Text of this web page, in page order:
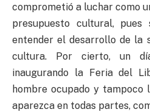
comprometió a luchar como
presupuesto cultural,
entender el desarrollo de la
cultura. Por cierto, un
inaugurando la Feria del
hombre ocupado y tampoco
aparezca en todas partes,